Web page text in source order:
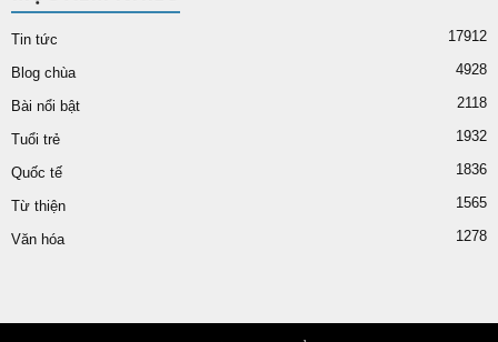
Tin tức 17912
Blog chùa 4928
Bài nổi bật 2118
Tuổi trẻ 1932
Quốc tế 1836
Từ thiện 1565
Văn hóa 1278